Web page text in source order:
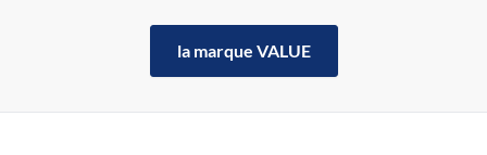
la marque VALUE